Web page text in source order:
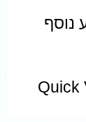
נוסף
Quick